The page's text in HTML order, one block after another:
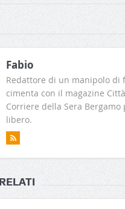
Fabio
Redattore di un manipolo di
cimenta con il magazine
Corriere della Sera
libero.